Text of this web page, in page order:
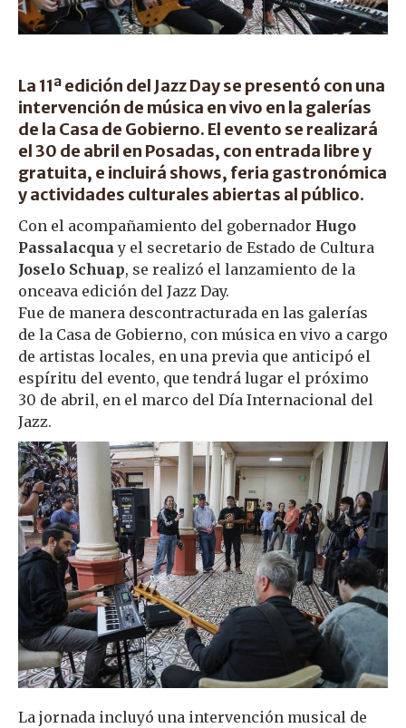
La 11ª edición del Jazz Day se presentó con una
intervención de música en vivo en la galerías
de la Casa de Gobierno. El evento se realizará
el 30 de abril en Posadas, con entrada libre y
gratuita, e incluirá shows, feria gastronómica
y actividades culturales abiertas al público.
Con el acompañamiento del gobernador Hugo
Passalacquay el secretario de Estado de Cultura
Joselo Schuap, se realizó el lanzamiento de la
onceava edición del Jazz Day.
Fue de manera descontracturada en las galerías
de la Casa de Gobierno, con música en vivo a cargo
de artistas locales, en una previa que anticipó el
espíritu del evento, que tendrá lugar el próximo
30 de abril, en el marco del Día Internacional del
Jazz.
La jornada incluyó una intervención musical de